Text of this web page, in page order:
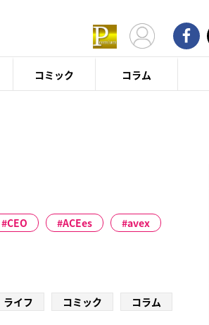
コミック コラム
CEO ACEes
avex
ライフ コミック
コラム